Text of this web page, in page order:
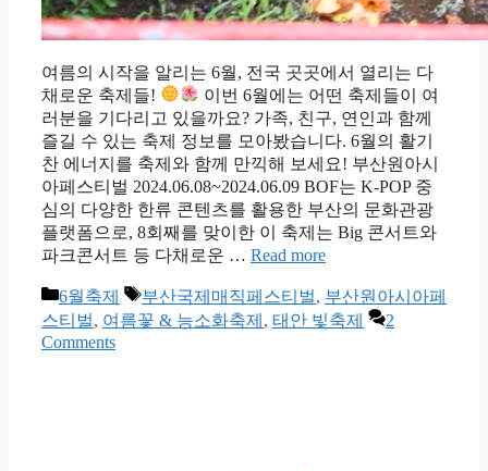
여름의 시작을 알리는 6월, 전국 곳곳에서 열리는 다
채로운 축제들!
이번 6월에는 어떤 축제들이 여
러분을 기다리고 있을까요? 가족, 친구, 연인과 함께
즐길 수 있는 축제 정보를 모아봤습니다. 6월의 활기
찬 에너지를 축제와 함께 만끽해 보세요! 부산원아시
아페스티벌 2024.06.08~2024.06.09 BOF는 K-POP 중
심의 다양한 한류 콘텐츠를 활용한 부산의 문화관광
플랫폼으로, 8회째를 맞이한 이 축제는 Big 콘서트와
파크콘서트 등 다채로운 … Read more
Categories
6월축제 Tags
부산국제매직페스티벌, 부산원아시아페
스티벌, 여름꽃 & 능소화축제 , 태안 빛축제
2
Comments